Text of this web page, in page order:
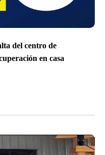
del centro de
en casa